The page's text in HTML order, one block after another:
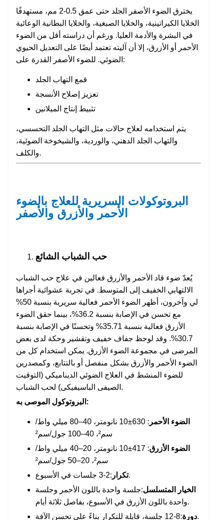
يخترق الضوء الأصفر الجلد حتى عمق 0.5-2 مم، مستهدفًا
الخلايا الكيراتينية، والخلايا الصبغية، والخلايا البطانية الوعائية
في البشرة والأدمة العليا. ورغم أن دراسته أقل من الضوء
الأحمر أو الأزرق، إلا أن آليته تعتمد أيضًا على التعديل الحيوي
الضوئي. للضوء الأصفر القدرة على:
قمع التهاب الجلد
تعزيز إصلاح الأنسجة
تثبيط إنتاج الميلانين
يتم استخدامه لعلاج حالات مثل التهاب الجلد التحسسي،
والتهاب الجلد الدهني، والوردية، والشيخوخة الضوئية،
والكلف.
البروتوكولات السريرية للعلاج بالضوء
الأحمر والأزرق والأصفر
حب الشباب الشائع
يُعدّ ضوء قاد الأحمر والأزرق فعالين في علاج حب الشباب
الالتهابي الخفيف إلى المتوسط. في تجربة عشوائية أجراها
لي وآخرون، أظهر الضوء الأحمر فعالية سريرية بنسبة 50%
مع تحسن في الإصابة بنسبة 36.2%، بينما حقق الضوء
الأزرق فعالية بنسبة 35.71% وتحسنًا في الإصابة بنسبة
30.7%. وقد لوحظ جفاف خفيف وتقشير وحكة لدى بعض
المرضى في مجموعة الضوء الأزرق. يمكن استخدام كل من
الضوء الأحمر والأزرق بشكل منفصل أو بالتتابع، وكمصدرين
للضوء المنشط في العلاج الضوئي الديناميكي (التوقيت
الصيفى الباسيفيكى) لحب الشباب.
البروتوكول الموصى به:
الضوء الأحمر
: 630±10 نانومتر، 40–80 ميلي واط/
سم²، 40–100 جول/سم²
الضوء الأزرق
: 417±10 نانومتر، 20–40 ميلي واط/
سم²، 20–50 جول/سم²
تكرار:2-3 جلسات في الأسبوع.
الخيار المتسلسل:جلسة واحدة باللون الأحمر وجلسة
واحدة باللون الأزرق في الأسبوع، بفاصل ثلاثة أيام.
دورة:8-12 جلسة، قابلة للتكرار بناءً على تحسن الآفة.